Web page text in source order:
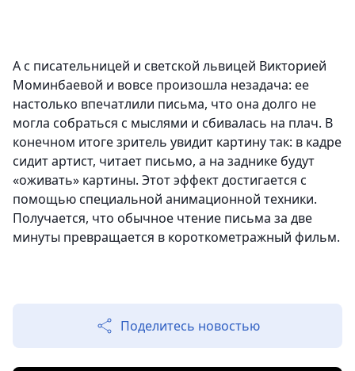
А с писательницей и светской львицей Викторией
Моминбаевой и вовсе произошла незадача: ее
настолько впечатлили письма, что она долго не
могла собраться с мыслями и сбивалась на плач. В
конечном итоге зритель увидит картину так: в кадре
сидит артист, читает письмо, а на заднике будут
«оживать» картины. Этот эффект достигается с
помощью специальной анимационной техники.
Получается, что обычное чтение письма за две
минуты превращается в короткометражный фильм.
Поделитесь новостью